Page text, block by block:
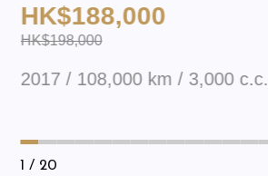
HK$188,000
HK$198,000
2017 / 108,000 km / 3,000 c.c.
1 / 20